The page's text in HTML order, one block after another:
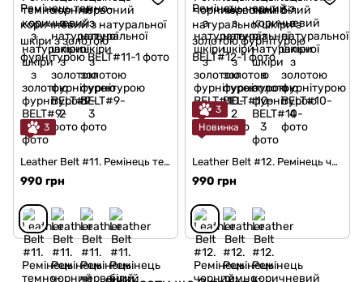
3
Leather Belt #11. Ремінець темно-коричневий з натуральної шкіри з золотою фурнітурою
990 грн
3
Новинка
Leather Belt #12. Ремінець чорний з натуральної шкіри з золотою фурнітурою
990 грн